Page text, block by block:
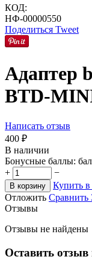
КОД:
НФ-00000550
Поделиться Tweet
Адаптер
BTD-
Написать отзыв
‍400‍ ₽
В наличии
Бонусные баллы:
+
−
В корзину
Купить
Отложить Сравнить
Отзывы
Отзывы не найдены
Оставить отзыв